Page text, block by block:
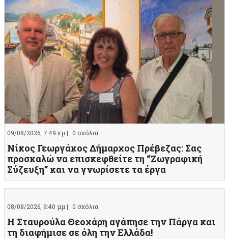
09/08/2026, 7:49 πμ | 0 σχόλια
Νίκος Γεωργάκος Δήμαρχος Πρέβεζας: Σας
προσκαλώ να επισκεφθείτε τη “Ζωγραφική
Σύζευξη” και να γνωρίσετε τα έργα
08/08/2026, 9:40 μμ | 0 σχόλια
Η Σταυρούλα Θεοχάρη αγάπησε την Πάργα και
τη διαφήμισε σε όλη την Ελλάδα!